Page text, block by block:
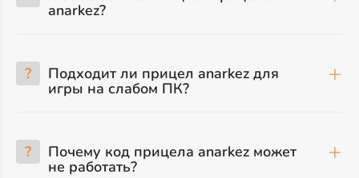
anarkez?
? Подходит ли прицел anarkez для
игры на слабом ПК?
? Почему код прицела anarkez может
не работать?